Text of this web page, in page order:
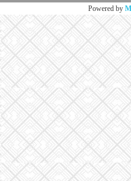
Powered by